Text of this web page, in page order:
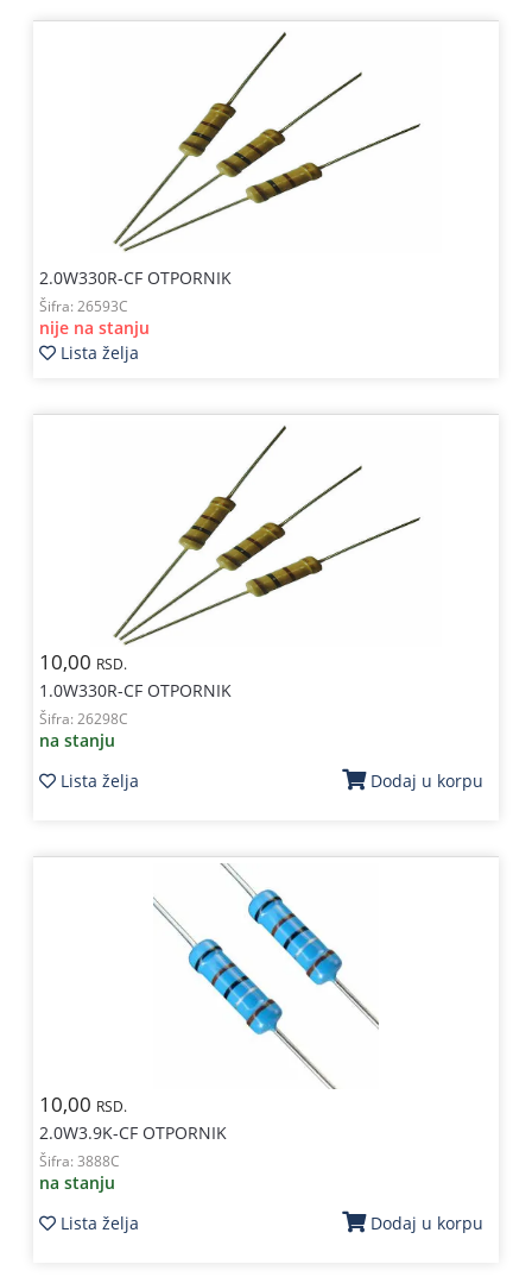
2.0W330R-CF OTPORNIK
Šifra: 26593C
nije na stanju
Lista želja
10,00 RSD.
1.0W330R-CF OTPORNIK
Šifra: 26298C
na stanju
Lista želja
Dodaj u korpu
10,00 RSD.
2.0W3.9K-CF OTPORNIK
Šifra: 3888C
na stanju
Lista želja
Dodaj u korpu